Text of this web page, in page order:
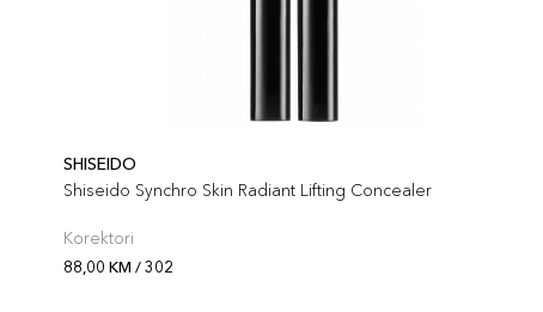
SHISEIDO
Shiseido Synchro Skin Radiant Lifting Concealer
Korektori
88,00 KM / 302